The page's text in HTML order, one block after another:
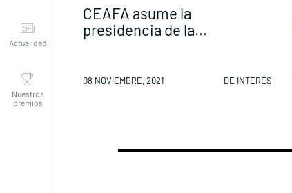
Actualidad
Nuestros
premios
CEAFA asume la
presidencia de la...
08 NOVIEMBRE, 2021 DE INTERÉS